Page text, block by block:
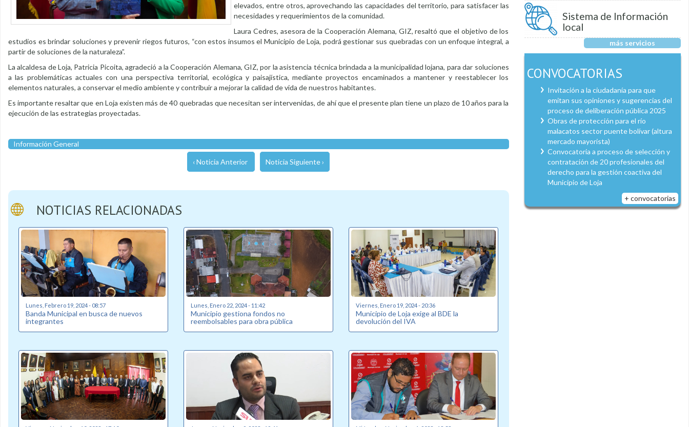
elevados, entre otros, aprovechando las capacidades del territorio, para satisfacer las
necesidades y requerimientos de la comunidad.
Laura Cedres, asesora de la Cooperación Alemana, GIZ, resaltó que el objetivo de los
estudios es brindar soluciones y prevenir riegos futuros, “con estos insumos el Municipio de Loja, podrá gestionar sus quebradas con un enfoque integral, a
partir de soluciones de la naturaleza”.
La alcaldesa de Loja, Patricia Picoita, agradeció a la Cooperación Alemana, GIZ, por la asistencia técnica brindada a la municipalidad lojana, para dar soluciones
a las problemáticas actuales con una perspectiva territorial, ecológica y paisajística, mediante proyectos encaminados a mantener y reestablecer los
elementos naturales, a conservar el medio ambiente y contribuir a mejorar la calidad de vida de nuestros habitantes.
Es importante resaltar que en Loja existen más de 40 quebradas que necesitan ser intervenidas, de ahí que el presente plan tiene un plazo de 10 años para la
ejecución de las estrategias proyectadas.
Información General
‹ Noticia Anterior Noticia Siguiente ›
NOTICIAS RELACIONADAS
Lunes, Febrero 19, 2024 - 08:57
Banda Municipal en busca de nuevos
integrantes
Lunes, Enero 22, 2024 - 11:42
Municipio gestiona fondos no
reembolsables para obra pública
Viernes, Enero 19, 2024 - 20:36
Municipio de Loja exige al BDE la
devolución del IVA
Sistema de Información
local
más servicios
CONVOCATORIAS
Invitación a la ciudadanía para que
emitan sus opiniones y sugerencias del
proceso de deliberación pública 2025
Obras de protección para el río
malacatos sector puente bolívar (altura
mercado mayorista)
Convocatoria a proceso de selección y
contratación de 20 profesionales del
derecho para la gestión coactiva del
Municipio de Loja
+ convocatorias